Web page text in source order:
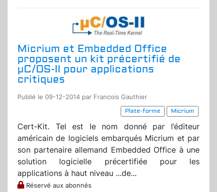
Micrium et Embedded Office
proposent un kit précertifié de
µC/OS-II pour applications
critiques
Publié le 09-12-2014 par Francois Gauthier
Plate-forme
Micrium
Cert-Kit. Tel est le nom donné par l’éditeur
américain de logiciels embarqués Micrium et par
son partenaire allemand Embedded Office à une
solution logicielle précertifiée pour les
applications à haut niveau ...de...
Réservé aux abonnés